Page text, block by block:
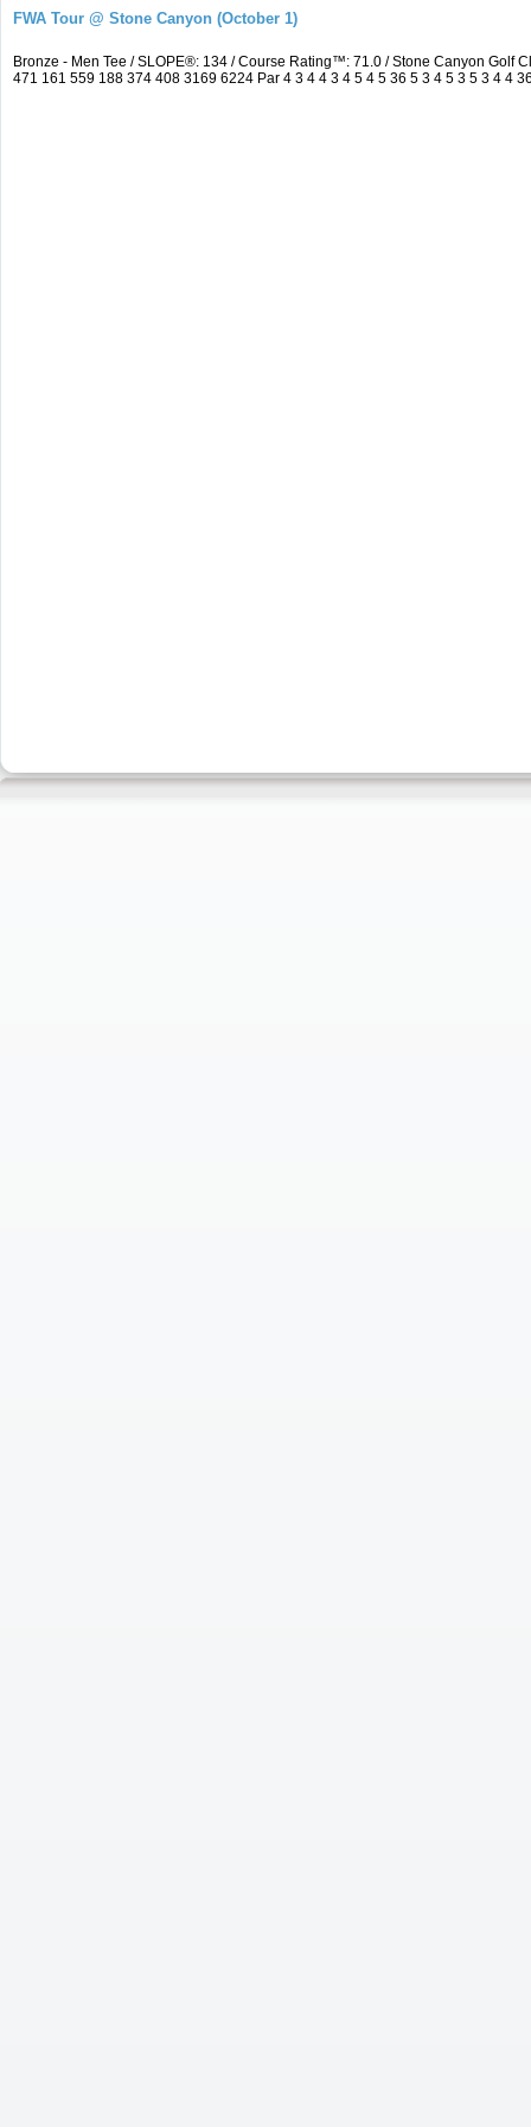
FWA Tour @ Stone Canyon (October 1)
Bronze - Men Tee / SLOPE®: 134 / Course Rating™: 71.0 / Stone Canyon Golf
471 161 559 188 374 408 3169 6224 Par 4 3 4 4 3 4 5 4 5 36 5 3 4 5 3 5 3 4 4